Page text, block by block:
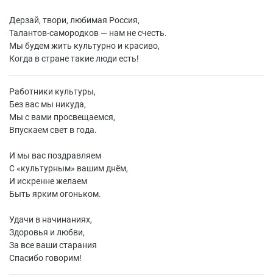
Дерзай, твори, любимая Россия,
Талантов-самородков — нам не счесть.
Мы будем жить культурно и красиво,
Когда в стране такие люди есть!
Работники культуры,
Без вас мы никуда,
Мы с вами просвещаемся,
Впускаем свет в года.
И мы вас поздравляем
С «культурным» вашим днём,
И искренне желаем
Быть ярким огоньком.
Удачи в начинаниях,
Здоровья и любви,
За все ваши старания
Спасибо говорим!